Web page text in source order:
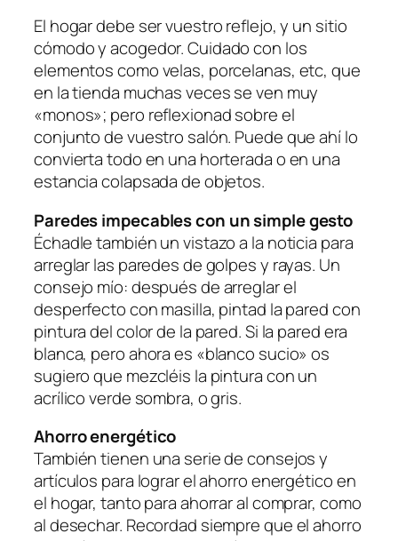
El hogar debe ser vuestro reflejo, y un sitio
cómodo y acogedor. Cuidado con los
elementos como velas, porcelanas, etc, que
en la tienda muchas veces se ven muy
«monos»; pero reflexionad sobre el
conjunto de vuestro salón. Puede que ahí lo
convierta todo en una horterada o en una
estancia colapsada de objetos.
Paredes impecables con un simple gesto
Échadle también un vistazo a la noticia para
arreglar las paredes de golpes y rayas. Un
consejo mío: después de arreglar el
desperfecto con masilla, pintad la pared con
pintura del color de la pared. Si la pared era
blanca, pero ahora es «blanco sucio» os
sugiero que mezcléis la pintura con un
acrílico verde sombra, o gris.
Ahorro energético
También tienen una serie de consejos y
artículos para lograr el ahorro energético en
el hogar, tanto para ahorrar al comprar, como
al desechar. Recordad siempre que el ahorro